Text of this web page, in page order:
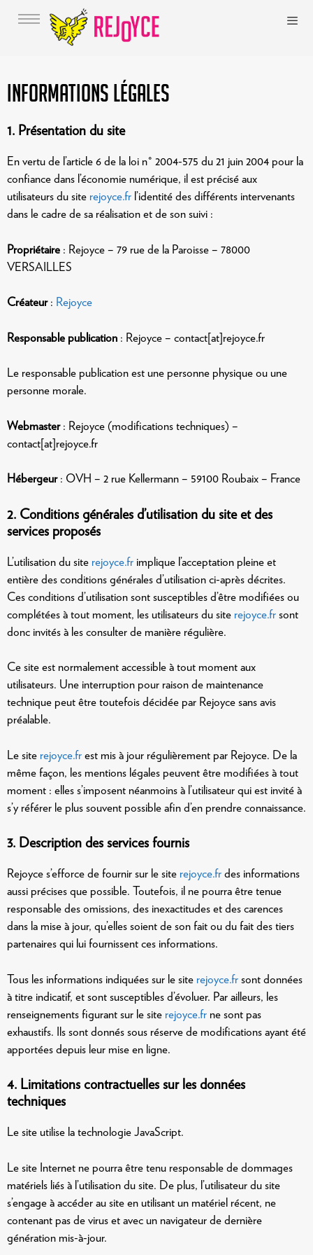
Informations légales
1. Présentation du site
En vertu de l’article 6 de la loi n° 2004-575 du 21 juin 2004 pour la
confiance dans l’économie numérique, il est précisé aux
utilisateurs du site rejoyce.fr l’identité des différents intervenants
dans le cadre de sa réalisation et de son suivi :
Propriétaire : Rejoyce – 79 rue de la Paroisse – 78000
VERSAILLES
Créateur: Rejoyce
Responsable publication : Rejoyce – contact[at]rejoyce.fr
Le responsable publication est une personne physique ou une
personne morale.
Webmaster: Rejoyce (modifications techniques) –
contact[at]rejoyce.fr
Hébergeur: OVH – 2 rue Kellermann – 59100 Roubaix – France
2. Conditions générales d’utilisation du site et des
services proposés
L’utilisation du site rejoyce.fr implique l’acceptation pleine et
entière des conditions générales d’utilisation ci-après décrites.
Ces conditions d’utilisation sont susceptibles d’être modifiées ou
complétées à tout moment, les utilisateurs du site rejoyce.fr sont
donc invités à les consulter de manière régulière.
Ce site est normalement accessible à tout moment aux
utilisateurs. Une interruption pour raison de maintenance
technique peut être toutefois décidée par Rejoyce sans avis
préalable.
Le site rejoyce.fr est mis à jour régulièrement par Rejoyce. De la
même façon, les mentions légales peuvent être modifiées à tout
moment : elles s’imposent néanmoins à l’utilisateur qui est invité à
s’y référer le plus souvent possible afin d’en prendre connaissance.
3. Description des services fournis
Rejoyce s’efforce de fournir sur le site rejoyce.fr des informations
aussi précises que possible. Toutefois, il ne pourra être tenue
responsable des omissions, des inexactitudes et des carences
dans la mise à jour, qu’elles soient de son fait ou du fait des tiers
partenaires qui lui fournissent ces informations.
Tous les informations indiquées sur le site rejoyce.fr sont données
à titre indicatif, et sont susceptibles d’évoluer. Par ailleurs, les
renseignements figurant sur le site rejoyce.fr ne sont pas
exhaustifs. Ils sont donnés sous réserve de modifications ayant été
apportées depuis leur mise en ligne.
4. Limitations contractuelles sur les données
techniques
Le site utilise la technologie JavaScript.
Le site Internet ne pourra être tenu responsable de dommages
matériels liés à l’utilisation du site. De plus, l’utilisateur du site
s’engage à accéder au site en utilisant un matériel récent, ne
contenant pas de virus et avec un navigateur de dernière
génération mis-à-jour.